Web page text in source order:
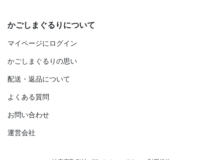
かごしまぐるりについて
マイページにログイン
かごしまぐるりの思い
配送・返品について
よくある質問
お問い合わせ
運営会社